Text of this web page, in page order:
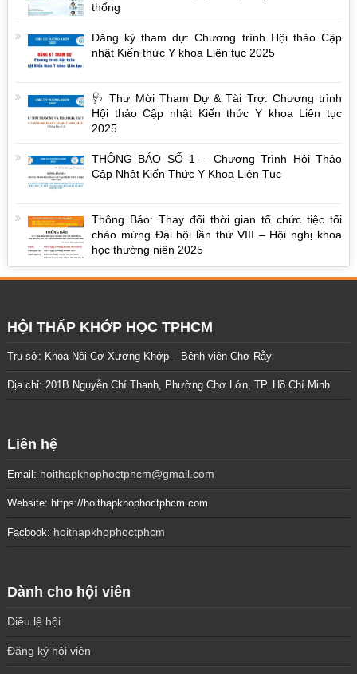
thống
Đăng ký tham dự: Chương trình Hội thảo Cập
nhật Kiến thức Y khoa Liên tục 2025
🩺 Thư Mời Tham Dự & Tài Trợ: Chương trình
Hội thảo Cập nhật Kiến thức Y khoa Liên tục
2025
THÔNG BÁO SỐ 1 – Chương Trình Hội Thảo
Cập Nhật Kiến Thức Y Khoa Liên Tục
Thông Báo: Thay đổi thời gian tổ chức tiệc tối
chào mừng Đại hội lần thứ VIII – Hội nghị khoa
học thường niên 2025
HỘI THẤP KHỚP HỌC TPHCM
Trụ sở: Khoa Nội Cơ Xương Khớp – Bệnh viện Chợ Rẫy
Địa chỉ: 201B Nguyễn Chí Thanh, Phường Chợ Lớn, TP. Hồ Chí Minh
Liên hệ
Email: hoithapkhophoctphcm@gmail.com
Website: https://hoithapkhophoctphcm.com
Facbook: hoithapkhophoctphcm
Dành cho hội viên
Điều lệ hội
Đăng ký hội viên